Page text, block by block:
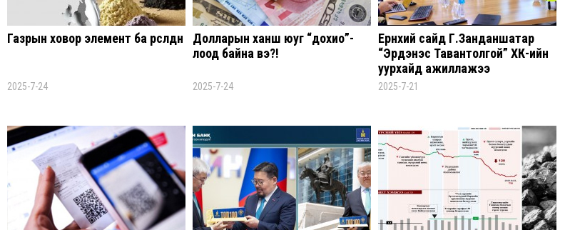
Газрын ховор элемент ба өрсөлдөөн
2025-7-24
Долларын ханш юуг “дохио”-
лоод байна вэ?!
2025-7-24
Ерөнхий сайд Г.Занданшатар
“Эрдэнэс Тавантолгой” ХК-ийн
уурхайд ажиллажээ
2025-7-21